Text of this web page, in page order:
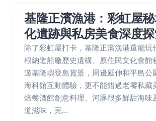
基隆正濱漁港：彩虹屋
化遺跡與私房美食深度
除了彩虹屋打卡，基隆正濱漁港還能玩
根納造船廠歷史遺構、原住民文化會館
遊基隆嶼登島賞景，周邊延伸和平島公
海科館互動體驗，更不能錯過老饕私藏
焙餐酒館創意料理、河豚很多鮮甜海味
道滋味，完...